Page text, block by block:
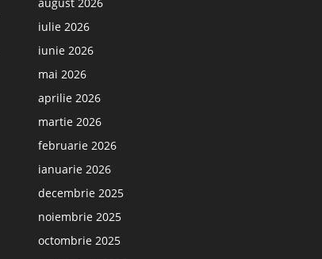
iulie 2026
iunie 2026
mai 2026
aprilie 2026
martie 2026
februarie 2026
ianuarie 2026
decembrie 2025
noiembrie 2025
octombrie 2025